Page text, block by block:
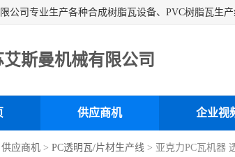
艾斯曼机械有限公司
供应商机 企业视
供应商机 > PC透明瓦/片材生产线 > 亚克力PC瓦机器